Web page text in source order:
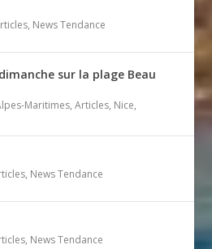
, News Tendance
sur la plage Beau
Maritimes,Articles, Nice,
, News Tendance
, News Tendance